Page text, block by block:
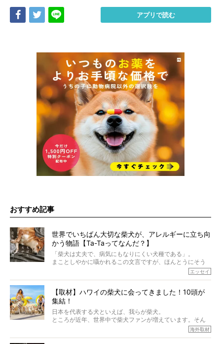
Share Tweet アプリで読む
おすすめ記事
世界でいちばん大切な柴犬が、アレルギーに立ち向
かう物語【Ta-Taってなんだ？】
「柴犬は丈夫で、病気にもなりにくい犬種である」。
まことしやかに囁かれるこの文言ですが、ほんとうにそう
でも、いざそれぞれの個体を見ていくと、丈夫で病気にも
なりにくい、とは言えないような気もするのです。
実際に「病気にならない」などということはないし、飼い
主はそのためにやるべきことがある。
今回は、柴犬に関わる方たちすべてに読んで欲しい、ある
エッセイ
【取材】ハワイの柴犬に会ってきました！10頭が
集結！
日本を代表する犬といえば、我らが柴犬。
ところが近年、世界中で柴犬ファンが増えています。そん
な中「柴犬ライフ」が目をつけたのは、南の楽園ハワイ。
海外取材